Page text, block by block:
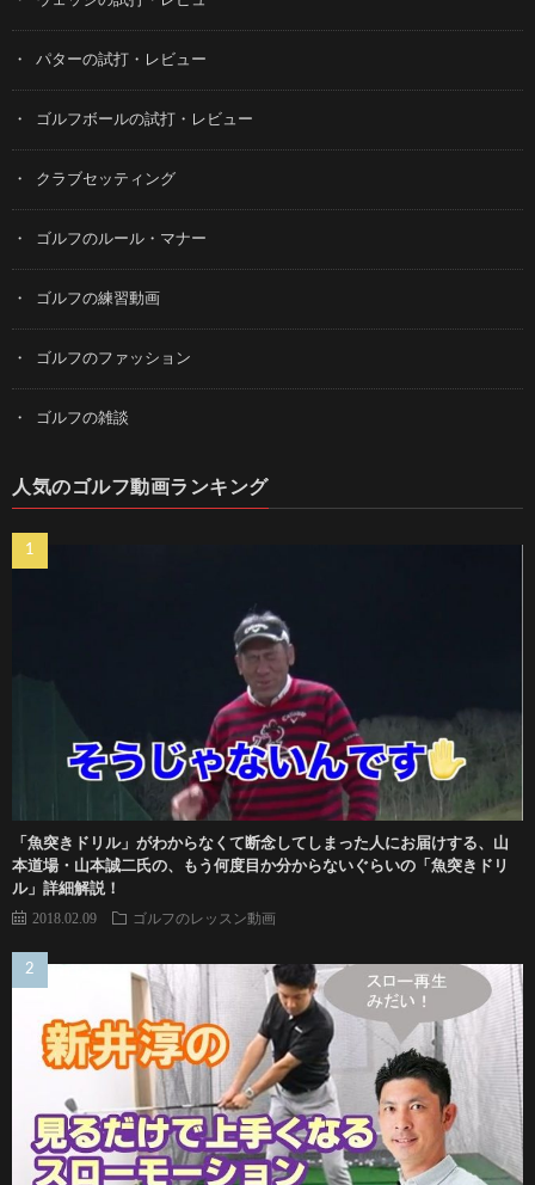
パターの試打・レビュー
ゴルフボールの試打・レビュー
クラブセッティング
ゴルフのルール・マナー
ゴルフの練習動画
ゴルフのファッション
ゴルフの雑談
人気のゴルフ動画ランキング
「魚突きドリル」がわからなくて断念してしまった人にお届けする、山
本道場・山本誠二氏の、もう何度目か分からないぐらいの「魚突きドリ
ル」詳細解説！
2018.02.09 ゴルフのレッスン動画